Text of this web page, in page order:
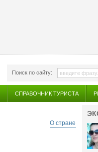
Поиск по сайту:
СПРАВОЧНИК ТУРИСТА
О стране